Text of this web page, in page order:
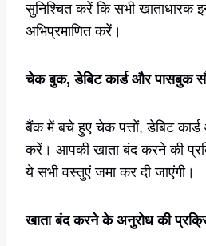
सुनिश्चित करें कि सभी खाताधारक
अभिप्रमाणित करें।
चेक बुक, डेबिट कार्ड और पासबुक
बैंक में बचे हुए चेक पत्तों, डेबिट
करें। आपकी खाता बंद करने की
ये सभी वस्तुएं जमा कर दी जाएंगी।
खाता बंद करने के अनुरोध की